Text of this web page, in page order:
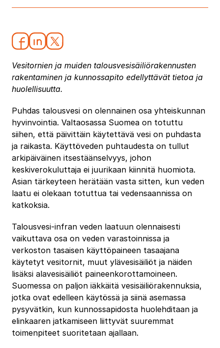
Vesitornien ja muiden talousvesisäiliörakennusten
rakentaminen ja kunnossapito edellyttävät tietoa ja
huolellisuutta.
Puhdas talousvesi on olennainen osa yhteiskunnan
hyvinvointia. Valtaosassa Suomea on totuttu
siihen, että päivittäin käytettävä vesi on puhdasta
ja raikasta. Käyttöveden puhtaudesta on tullut
arkipäiväinen itsestäänselvyys, johon
keskiverokuluttaja ei juurikaan kiinnitä huomiota.
Asian tärkeyteen herätään vasta sitten, kun veden
laatu ei olekaan totuttua tai vedensaannissa on
katkoksia.
Talousvesi-infran veden laatuun olennaisesti
vaikuttava osa on veden varastoinnissa ja
verkoston tasaisen käyttöpaineen tasaajana
käytetyt vesitornit, muut ylävesisäiliöt ja näiden
lisäksi alavesisäiliöt paineenkorottamoineen.
Suomessa on paljon iäkkäitä vesisäiliörakennuksia,
jotka ovat edelleen käytössä ja siinä asemassa
pysyvätkin, kun kunnossapidosta huolehditaan ja
elinkaaren jatkamiseen liittyvät suuremmat
toimenpiteet suoritetaan ajallaan.